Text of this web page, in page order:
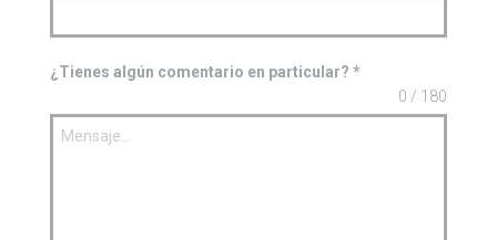
¿Tienes algún comentario en particular? *
0 / 180